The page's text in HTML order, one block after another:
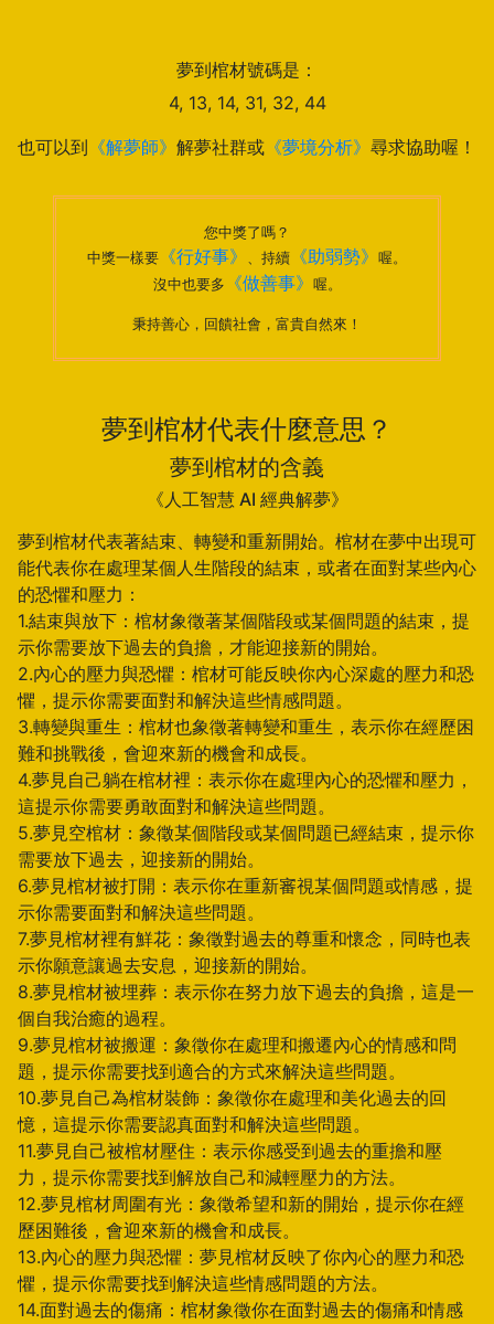
夢到棺材號碼是：
4, 13, 14, 31, 32, 44
也可以到 《解夢師》 解夢社群或 《夢境分析》 尋求協助喔！
您中獎了嗎？
中獎一樣要 《行好事》 、持續 《助弱勢》 喔。
沒中也要多
《做善事》 喔。
秉持善心，回饋社會，富貴自然來！
夢到棺材代表什麼意思？
夢到棺材的含義
《人工智慧 AI 經典解夢》
夢到棺材代表著結束、轉變和重新開始。棺材在夢中出現可
能代表你在處理某個人生階段的結束，或者在面對某些內心
的恐懼和壓力：
1.結束與放下：棺材象徵著某個階段或某個問題的結束，提
示你需要放下過去的負擔，才能迎接新的開始。
2.內心的壓力與恐懼：棺材可能反映你內心深處的壓力和恐
懼，提示你需要面對和解決這些情感問題。
3.轉變與重生：棺材也象徵著轉變和重生，表示你在經歷困
難和挑戰後，會迎來新的機會和成長。
4.夢見自己躺在棺材裡：表示你在處理內心的恐懼和壓力，
這提示你需要勇敢面對和解決這些問題。
5.夢見空棺材：象徵某個階段或某個問題已經結束，提示你
需要放下過去，迎接新的開始。
6.夢見棺材被打開：表示你在重新審視某個問題或情感，提
示你需要面對和解決這些問題。
7.夢見棺材裡有鮮花：象徵對過去的尊重和懷念，同時也表
示你願意讓過去安息，迎接新的開始。
8.夢見棺材被埋葬：表示你在努力放下過去的負擔，這是一
個自我治癒的過程。
9.夢見棺材被搬運：象徵你在處理和搬遷內心的情感和問
題，提示你需要找到適合的方式來解決這些問題。
10.夢見自己為棺材裝飾：象徵你在處理和美化過去的回
憶，這提示你需要認真面對和解決這些問題。
11.夢見自己被棺材壓住：表示你感受到過去的重擔和壓
力，提示你需要找到解放自己和減輕壓力的方法。
12.夢見棺材周圍有光：象徵希望和新的開始，提示你在經
歷困難後，會迎來新的機會和成長。
13.內心的壓力與恐懼：夢見棺材反映了你內心的壓力和恐
懼，提示你需要找到解決這些情感問題的方法。
14.面對過去的傷痛：棺材象徵你在面對過去的傷痛和情感